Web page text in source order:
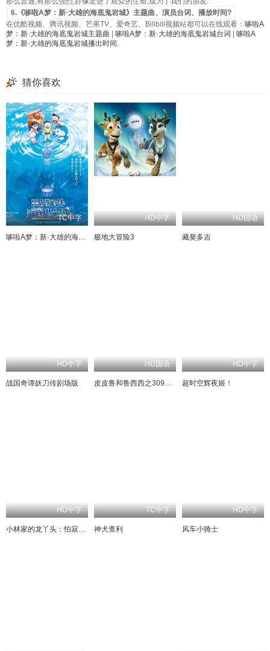
6.《哆啦A梦：新·大雄的海底鬼岩城》主题曲、演员台词、播放时间?
在优酷视频、腾讯视频、芒果TV、爱奇艺、Bilibili视频站都可以在线观看： 哆啦A
梦：新·大雄的海底鬼岩城主题曲
哆啦A梦：新·大雄的海底鬼岩城台词
哆啦A
梦：新·大雄的海底鬼岩城播出时间 .
猜你喜欢
TC中字
哆啦A梦：新·大雄的海底鬼岩城
HD中字
极地大冒险3
HD国语
藏獒多吉
HD中字
战国奇谭妖刀传剧场版
HD国语
皮皮鲁和鲁西西之309暗室
HD中字
超时空辉夜姬！
HD中字
小林家的龙丫头：怕寂寞的龙
TC中字
神犬查利
HD中字
风车小骑士